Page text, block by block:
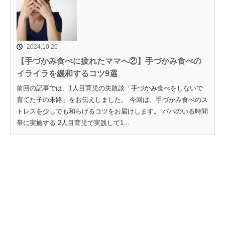
2024.10.26
【手づかみ食べに疲れたママへ②】手づかみ食べの
イライラを緩和するコツ9選
前回の記事では、1人目育児の失敗談「手づかみ食べをしないで
育てた子の末路」をお伝えしました。 今回は、手づかみ食べのス
トレスを少しでも和らげるコツをお届けします。 パパのいる時間
帯に実施する 2人目育児で実践して1...